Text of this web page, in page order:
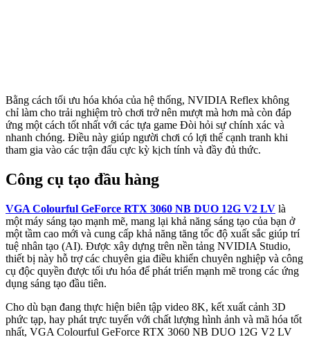
Bằng cách tối ưu hóa khóa của hệ thống, NVIDIA Reflex không
chỉ làm cho trải nghiệm trò chơi trở nên mượt mà hơn mà còn đáp
ứng một cách tốt nhất với các tựa game Đòi hỏi sự chính xác và
nhanh chóng. Điều này giúp người chơi có lợi thế cạnh tranh khi
tham gia vào các trận đấu cực kỳ kịch tính và đầy đủ thức.
Công cụ tạo đầu hàng
VGA Colourful GeForce RTX 3060 NB DUO 12G V2 LV là
một máy sáng tạo mạnh mẽ, mang lại khả năng sáng tạo của bạn ở
một tầm cao mới và cung cấp khả năng tăng tốc độ xuất sắc giúp trí
tuệ nhân tạo (AI). Được xây dựng trên nền tảng NVIDIA Studio,
thiết bị này hỗ trợ các chuyên gia điều khiển chuyên nghiệp và công
cụ độc quyền được tối ưu hóa để phát triển mạnh mẽ trong các ứng
dụng sáng tạo đầu tiên.
Cho dù bạn đang thực hiện biên tập video 8K, kết xuất cảnh 3D
phức tạp, hay phát trực tuyến với chất lượng hình ảnh và mã hóa tốt
nhất, VGA Colourful GeForce RTX 3060 NB DUO 12G V2 LV